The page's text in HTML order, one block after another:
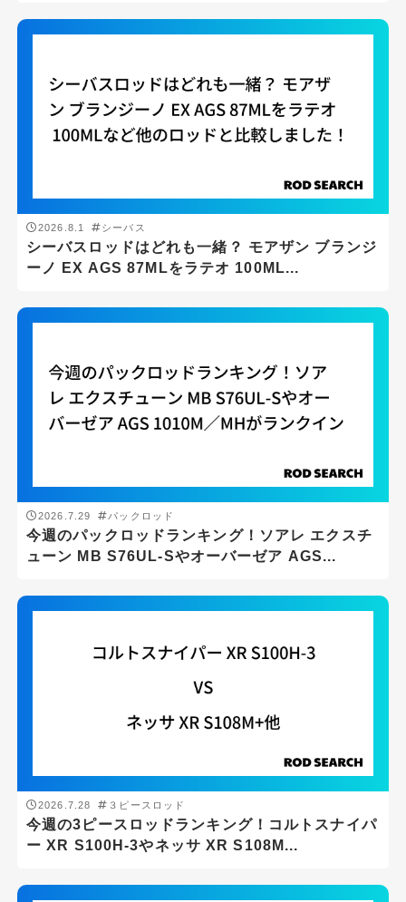
2026.8.1 シーバス
シーバスロッドはどれも一緒？ モアザン ブランジ
ーノ EX AGS 87MLをラテオ 100ML...
2026.7.29 パックロッド
今週のパックロッドランキング！ソアレ エクスチ
ューン MB S76UL-Sやオーバーゼア AGS...
2026.7.28 ３ピースロッド
今週の3ピースロッドランキング！コルトスナイパ
ー XR S100H-3やネッサ XR S108M...
エギング
シーバス
スーパーライトショアジギング
スロージギング
タイラバ
バスフィッシング
メバリング
ライトショアジギング
メーカー
DAIWA
SHIMANO
ロッドの長さ(ft)
g - g